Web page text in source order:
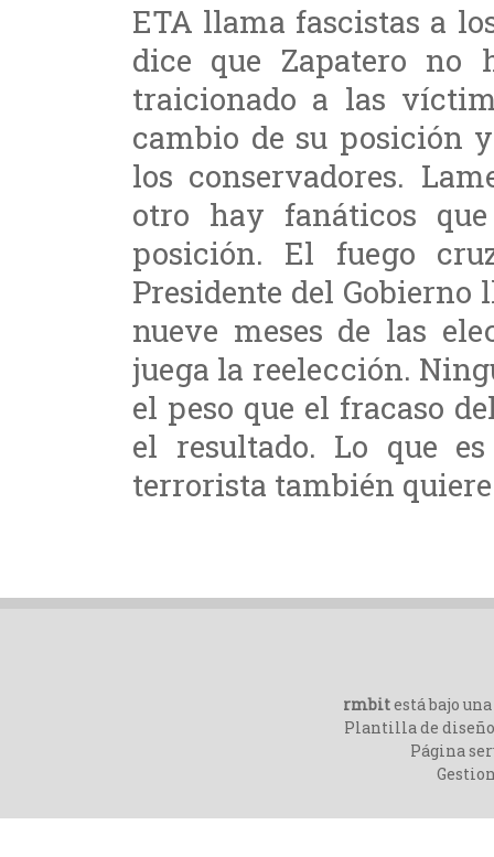
ETA llama fascistas a
dice que Zapatero no
traicionado a las
cambio de su posición
los conservadores.
otro hay fanáticos
posición. El fuego
Presidente del Gobierno
nueve meses de las
juega la reelección.
el peso que el fracaso
el resultado. Lo que
terrorista también
rmbitestá bajo una
Plantilla de
Página